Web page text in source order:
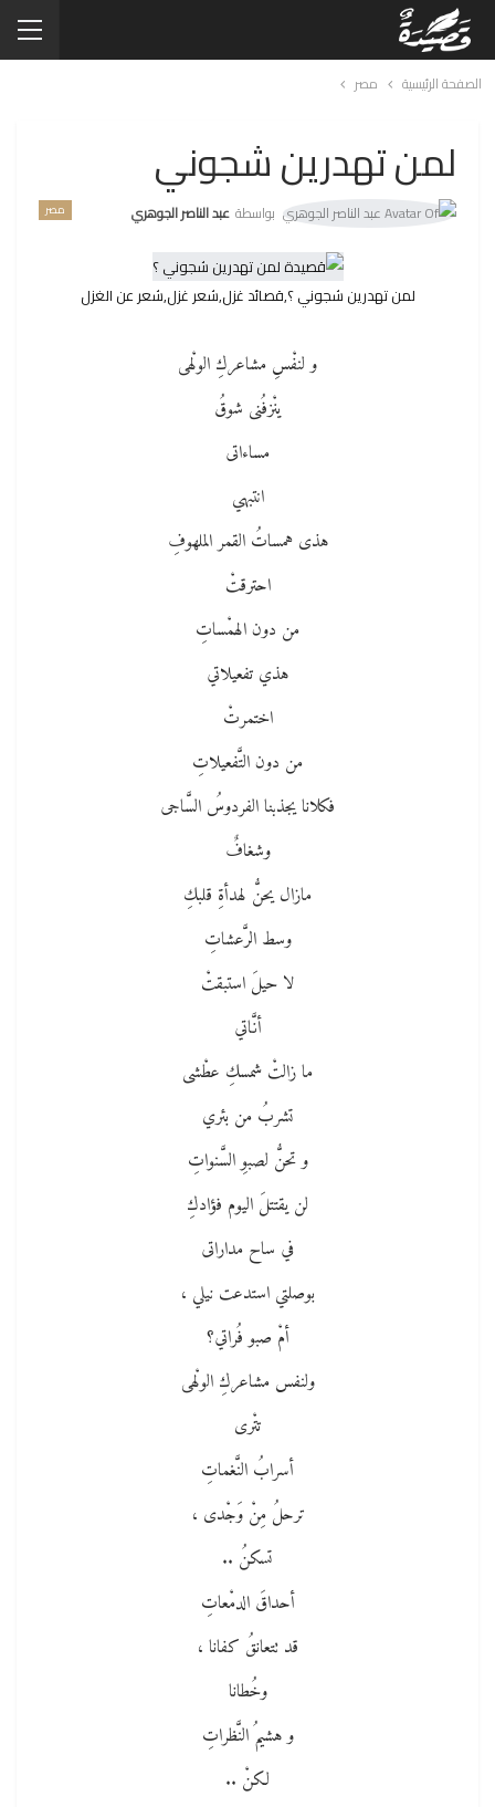
الصفحة الرئيسية مصر
لمن تهدرين شجوني
مصر بواسطة عبد الناصر الجوهري
لمن تهدرين شجوني ؟,قصائد غزل,شعر غزل,شعر عن الغزل
و لنفْسِ مشاعركِ الولْهى
ينْزفُنى شوقُ
مساءاتى
انتبهي
هذى همساتُ القمر الملهوفِ
احترقتْ
من دون الهمْساتِ
هذي تفعيلاتي
اختمرتْ
من دون التَّفعيلاتِ
فكلانا يجذبنا الفردوسُ السَّاجى
وشغافٌ
مازال يحنُّ لهدأةِ قلبكِ
وسط الرَّعشاتِ
لا حيلَ استبقتْ
أنَّاتي
ما زالتْ شمسكِ عطْشى
تشربُ من بئري
و تحنُّ لصبوِ السَّنواتِ
لن يقتتلَ اليوم فؤادكِ
في ساح مداراتى
بوصلتي استدعت نيلي ،
أمْ صبو فُراتي؟
ولنفس مشاعركِ الولْهى
تتْرى
أسرابُ النَّغماتِ
ترحلُ مِنْ وَجْدى ،
تسكنُ ..
أحداقَ الدمْعاتِ
قد تتعانقُ كفانا ،
وخُطانا
و هشيمُ النَّظراتِ
لكنْ ..